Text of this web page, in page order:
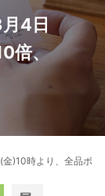
4日
倍、
)10時より、全品ポ